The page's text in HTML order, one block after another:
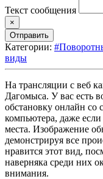
Текст сообщения
×
Отправить
Категории:
виды
На трансляции с веб
Дагомыса. У вас есть
обстановку онлайн со
компьютера, даже
места. Изображение
демонстрируя все
нравится этот вид,
наверняка среди них
внимания.